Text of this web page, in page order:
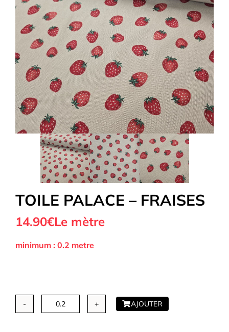
La Mercerie Tous nos Tissus
Autour de la couture OUTLET
Exclusivité WEB
TOILE PALACE – FRAISES
14.90€Le mètre
minimum : 0.2 metre
quantité
AJOUTER